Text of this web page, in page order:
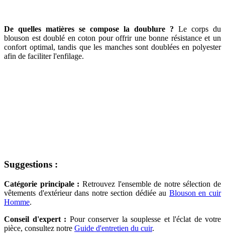
De quelles matières se compose la doublure ? Le corps du
blouson est doublé en coton pour offrir une bonne résistance et un
confort optimal, tandis que les manches sont doublées en polyester
afin de faciliter l'enfilage.
Suggestions :
Catégorie principale : Retrouvez l'ensemble de notre sélection de
vêtements d'extérieur dans notre section dédiée au Blouson en cuir
Homme.
Conseil d'expert : Pour conserver la souplesse et l'éclat de votre
pièce, consultez notre Guide d'entretien du cuir.